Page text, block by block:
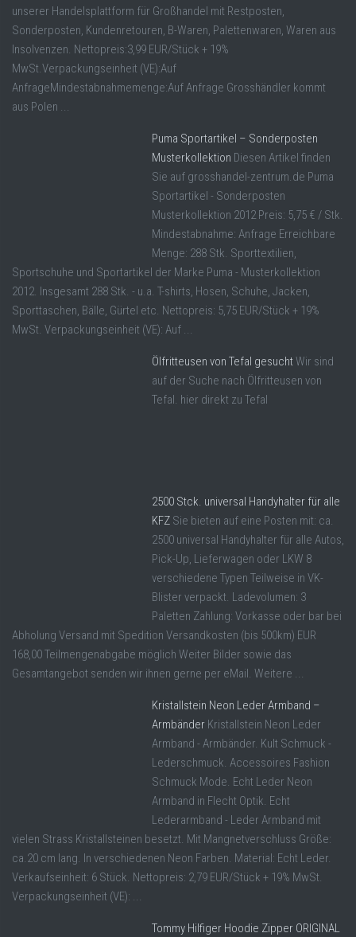
unserer Handelsplattform für Großhandel mit Restposten,
Sonderposten, Kundenretouren, B-Waren, Palettenwaren, Waren aus
Insolvenzen. Nettopreis:3,99 EUR/Stück + 19%
MwSt.Verpackungseinheit (VE):Auf
AnfrageMindestabnahmemenge:Auf Anfrage Grosshändler kommt
aus Polen ...
Puma Sportartikel – Sonderposten
Musterkollektion Diesen Artikel finden
Sie auf grosshandel-zentrum.de Puma
Sportartikel - Sonderposten
Musterkollektion 2012 Preis: 5,75 € / Stk.
Mindestabnahme: Anfrage Erreichbare
Menge: 288 Stk. Sporttextilien,
Sportschuhe und Sportartikel der Marke Puma - Musterkollektion
2012. Insgesamt 288 Stk. - u.a. T-shirts, Hosen, Schuhe, Jacken,
Sporttaschen, Bälle, Gürtel etc. Nettopreis: 5,75 EUR/Stück + 19%
MwSt. Verpackungseinheit (VE): Auf ...
Ölfritteusen von Tefal gesuchtWir sind
auf der Suche nach Ölfritteusen von
Tefal. hier direkt zu Tefal
2500 Stck. universal Handyhalter für alle
KFZ Sie bieten auf eine Posten mit: ca.
2500 universal Handyhalter für alle Autos,
Pick-Up, Lieferwagen oder LKW 8
verschiedene Typen Teilweise in VK-
Blister verpackt. Ladevolumen: 3
Paletten Zahlung: Vorkasse oder bar bei
Abholung Versand mit Spedition Versandkosten (bis 500km) EUR
168,00 Teilmengenabgabe möglich Weiter Bilder sowie das
Gesamtangebot senden wir ihnen gerne per eMail. Weitere ...
Kristallstein Neon Leder Armband –
Armbänder Kristallstein Neon Leder
Armband - Armbänder. Kult Schmuck -
Lederschmuck. Accessoires Fashion
Schmuck Mode. Echt Leder Neon
Armband in Flecht Optik. Echt
Lederarmband - Leder Armband mit
vielen Strass Kristallsteinen besetzt. Mit Mangnetverschluss Größe:
ca.20 cm lang. In verschiedenen Neon Farben. Material: Echt Leder.
Verkaufseinheit: 6 Stück. Nettopreis: 2,79 EUR/Stück + 19% MwSt.
Verpackungseinheit (VE): ...
Tommy Hilfiger Hoodie Zipper ORIGINAL